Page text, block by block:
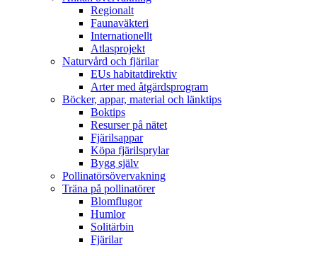
Regionalt
Faunaväkteri
Internationellt
Atlasprojekt
Naturvård och fjärilar
EUs habitatdirektiv
Arter med åtgärdsprogram
Böcker, appar, material och länktips
Boktips
Resurser på nätet
Fjärilsappar
Köpa fjärilsprylar
Bygg själv
Pollinatörsövervakning
Träna på pollinatörer
Blomflugor
Humlor
Solitärbin
Fjärilar